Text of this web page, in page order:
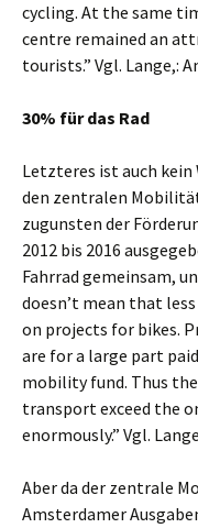
cycling. At the same
centre remained an
tourists.” Vgl. Lange,:
30% für das Rad
Letzteres ist auch kein
den zentralen
zugunsten der
2012 bis 2016
Fahrrad gemeinsam,
doesn’t mean that
on projects for bikes.
are for a large part
mobility fund. Thus
transport exceed the
enormously.” Vgl.
Aber da der zentrale
Amsterdamer